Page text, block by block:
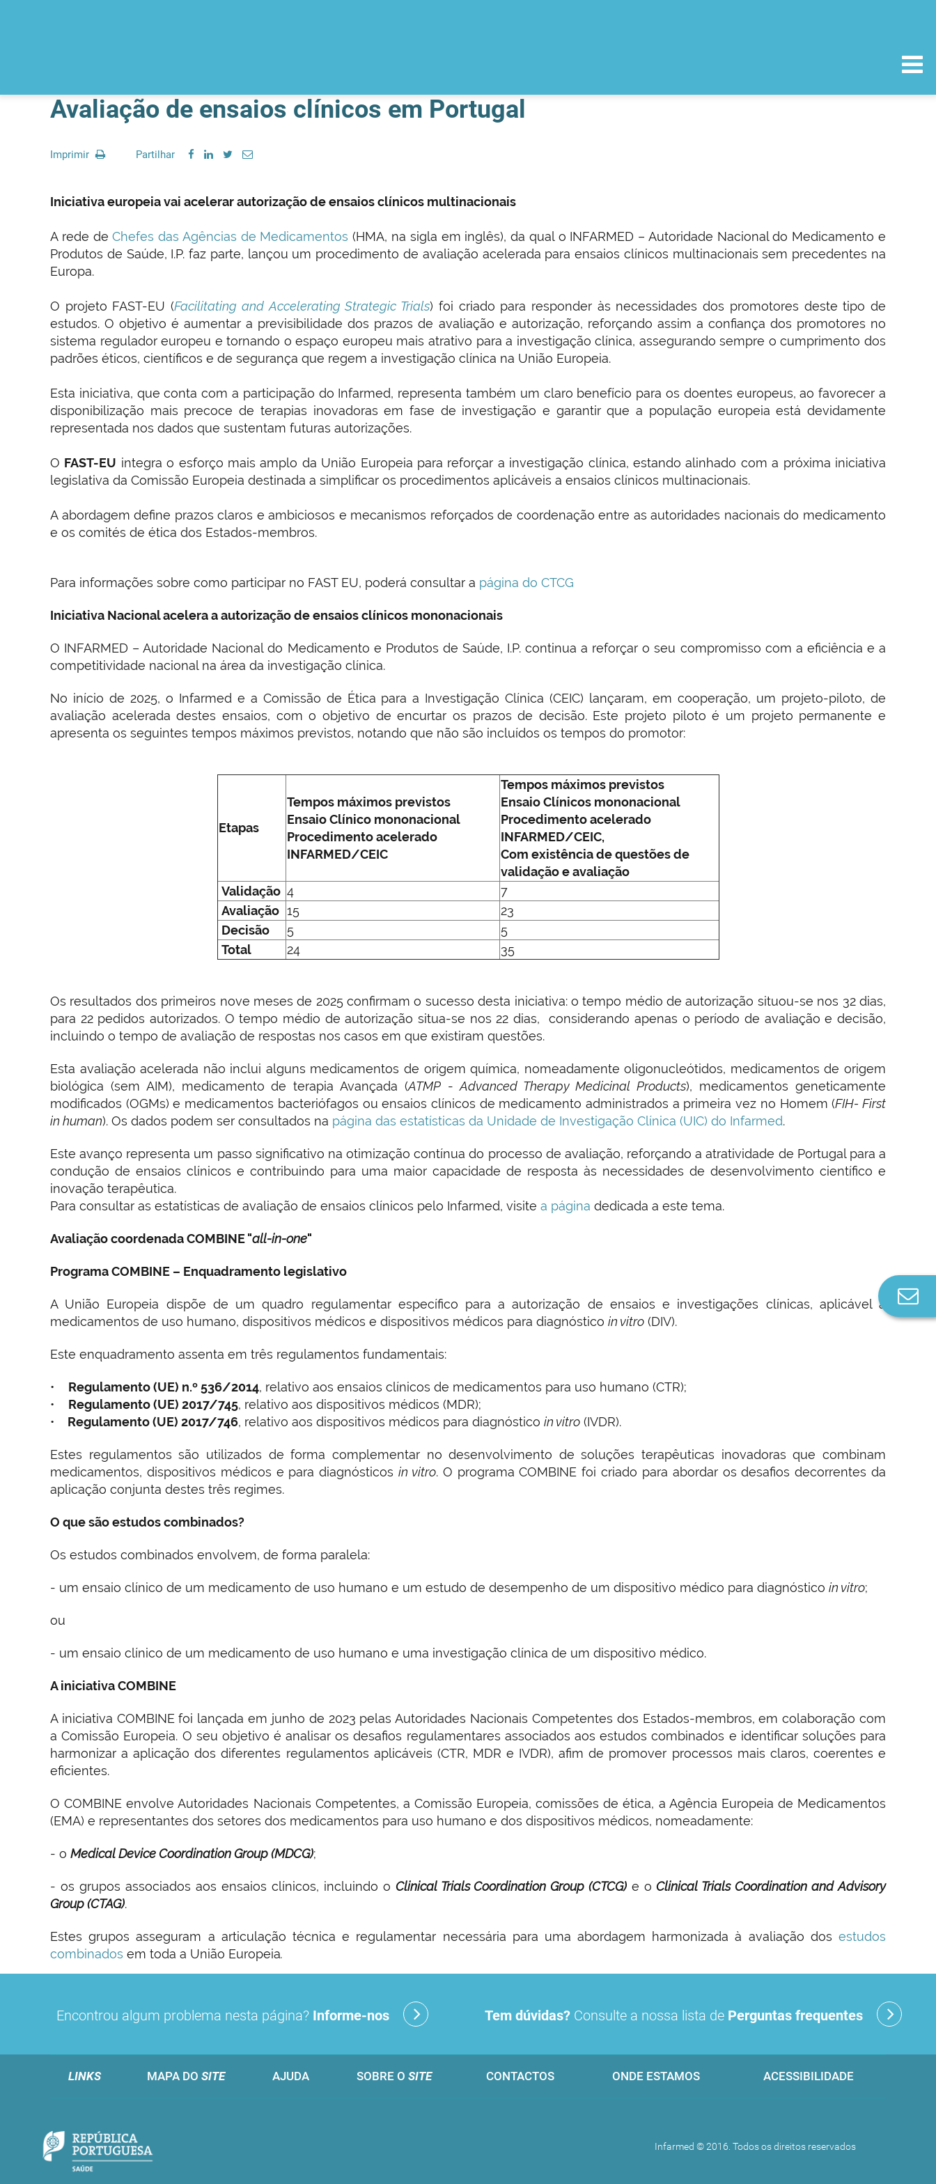
Avaliação de ensaios clínicos em Portugal
Imprimir Partilhar
Iniciativa europeia vai acelerar autorização de ensaios clínicos multinacionais
A rede deChefes das Agências de Medicamentos (HMA, na sigla em inglês), da qual o INFARMED – Autoridade Nacional do Medicamento e
Produtos de Saúde, I.P. faz parte, lançou um procedimento de avaliação acelerada para ensaios clínicos multinacionais sem precedentes na
Europa.
O projeto FAST-EU (Facilitating and Accelerating Strategic Trials) foi criado para responder às necessidades dos promotores deste tipo de
estudos. O objetivo é aumentar a previsibilidade dos prazos de avaliação e autorização, reforçando assim a confiança dos promotores no
sistema regulador europeu e tornando o espaço europeu mais atrativo para a investigação clínica, assegurando sempre o cumprimento dos
padrões éticos, científicos e de segurança que regem a investigação clínica na União Europeia.
Esta iniciativa, que conta com a participação do Infarmed, representa também um claro benefício para os doentes europeus, ao favorecer a
disponibilização mais precoce de terapias inovadoras em fase de investigação e garantir que a população europeia está devidamente
representada nos dados que sustentam futuras autorizações.
O FAST-EU integra o esforço mais amplo da União Europeia para reforçar a investigação clínica, estando alinhado com a próxima iniciativa
legislativa da Comissão Europeia destinada a simplificar os procedimentos aplicáveis a ensaios clínicos multinacionais.
A abordagem define prazos claros e ambiciosos e mecanismos reforçados de coordenação entre as autoridades nacionais do medicamento
e os comités de ética dos Estados-membros.
Para informações sobre como participar no FAST EU, poderá consultar a página do CTCG
Iniciativa Nacional acelera a autorização de ensaios clínicos mononacionais
O INFARMED – Autoridade Nacional do Medicamento e Produtos de Saúde, I.P. continua a reforçar o seu compromisso com a eficiência e a
competitividade nacional na área da investigação clínica.
No início de 2025, o Infarmed e a Comissão de Ética para a Investigação Clínica (CEIC) lançaram, em cooperação, um projeto-piloto, de
avaliação acelerada destes ensaios, com o objetivo de encurtar os prazos de decisão. Este projeto piloto é um projeto permanente e
apresenta os seguintes tempos máximos previstos, notando que não são incluídos os tempos do promotor:
Etapas
Tempos máximos previstos
Ensaio Clínico mononacional
Procedimento acelerado
INFARMED/CEIC
Tempos máximos previstos
Ensaio Clínicos mononacional
Procedimento acelerado
INFARMED/CEIC,
Com existência de questões de
validação e avaliação
Validação 4
7
Avaliação 15
23
Decisão
5
5
Total
24 35
Os resultados dos primeiros nove meses de 2025 confirmam o sucesso desta iniciativa: o tempo médio de autorização situou-se nos 32 dias,
para 22 pedidos autorizados. O tempo médio de autorização situa-se nos 22 dias, considerando apenas o período de avaliação e decisão,
incluindo o tempo de avaliação de respostas nos casos em que existiram questões.
Esta avaliação acelerada não inclui alguns medicamentos de origem química, nomeadamente oligonucleótidos, medicamentos de origem
biológica (sem AIM), medicamento de terapia Avançada (ATMP - Advanced Therapy Medicinal Products), medicamentos geneticamente
modificados (OGMs) e medicamentos bacteriófagos ou ensaios clínicos de medicamento administrados a primeira vez no Homem (FIH- First
in human). Os dados podem ser consultados na página das estatísticas da Unidade de Investigação Clínica (UIC) do Infarmed.
Este avanço representa um passo significativo na otimização contínua do processo de avaliação, reforçando a atratividade de Portugal para a
condução de ensaios clínicos e contribuindo para uma maior capacidade de resposta às necessidades de desenvolvimento científico e
inovação terapêutica.
Para consultar as estatísticas de avaliação de ensaios clínicos pelo Infarmed, visite a página dedicada a este tema.
Avaliação coordenada COMBINE "all-in-one"
Programa COMBINE – Enquadramento legislativo
A União Europeia dispõe de um quadro regulamentar específico para a autorização de ensaios e investigações clínicas, aplicável a
medicamentos de uso humano, dispositivos médicos e dispositivos médicos para diagnóstico in vitro (DIV).
Este enquadramento assenta em três regulamentos fundamentais:
• Regulamento (UE) n.º 536/2014, relativo aos ensaios clínicos de medicamentos para uso humano (CTR);
• Regulamento (UE) 2017/745, relativo aos dispositivos médicos (MDR);
•
Regulamento (UE) 2017/746, relativo aos dispositivos médicos para diagnóstico in vitro (IVDR).
Estes regulamentos são utilizados de forma complementar no desenvolvimento de soluções terapêuticas inovadoras que combinam
medicamentos, dispositivos médicos e para diagnósticos in vitro. O programa COMBINE foi criado para abordar os desafios decorrentes da
aplicação conjunta destes três regimes.
O que são estudos combinados?
Os estudos combinados envolvem, de forma paralela:
- um ensaio clínico de um medicamento de uso humano e um estudo de desempenho de um dispositivo médico para diagnóstico in vitro;
ou
- um ensaio clínico de um medicamento de uso humano e uma investigação clínica de um dispositivo médico.
A iniciativa COMBINE
A iniciativa COMBINE foi lançada em junho de 2023 pelas Autoridades Nacionais Competentes dos Estados-membros, em colaboração com
a Comissão Europeia. O seu objetivo é analisar os desafios regulamentares associados aos estudos combinados e identificar soluções para
harmonizar a aplicação dos diferentes regulamentos aplicáveis (CTR, MDR e IVDR), afim de promover processos mais claros, coerentes e
eficientes.
O COMBINE envolve Autoridades Nacionais Competentes, a Comissão Europeia, comissões de ética, a Agência Europeia de Medicamentos
(EMA) e representantes dos setores dos medicamentos para uso humano e dos dispositivos médicos, nomeadamente:
- o Medical Device Coordination Group (MDCG);
- os grupos associados aos ensaios clínicos, incluindo o Clinical Trials Coordination Group (CTCG) e o Clinical Trials Coordination and Advisory
Group (CTAG).
Estes grupos asseguram a articulação técnica e regulamentar necessária para uma abordagem harmonizada à avaliação dos estudos
combinados em toda a União Europeia.
Encontrou algum problema nesta página? Informe-nos Tem dúvidas? Consulte a nossa lista de Perguntas frequentes
LINKS MAPA DO SITE AJUDA SOBRE O SITE CONTACTOS ONDE ESTAMOS ACESSIBILIDADE
Infarmed © 2016. Todos os direitos reservados